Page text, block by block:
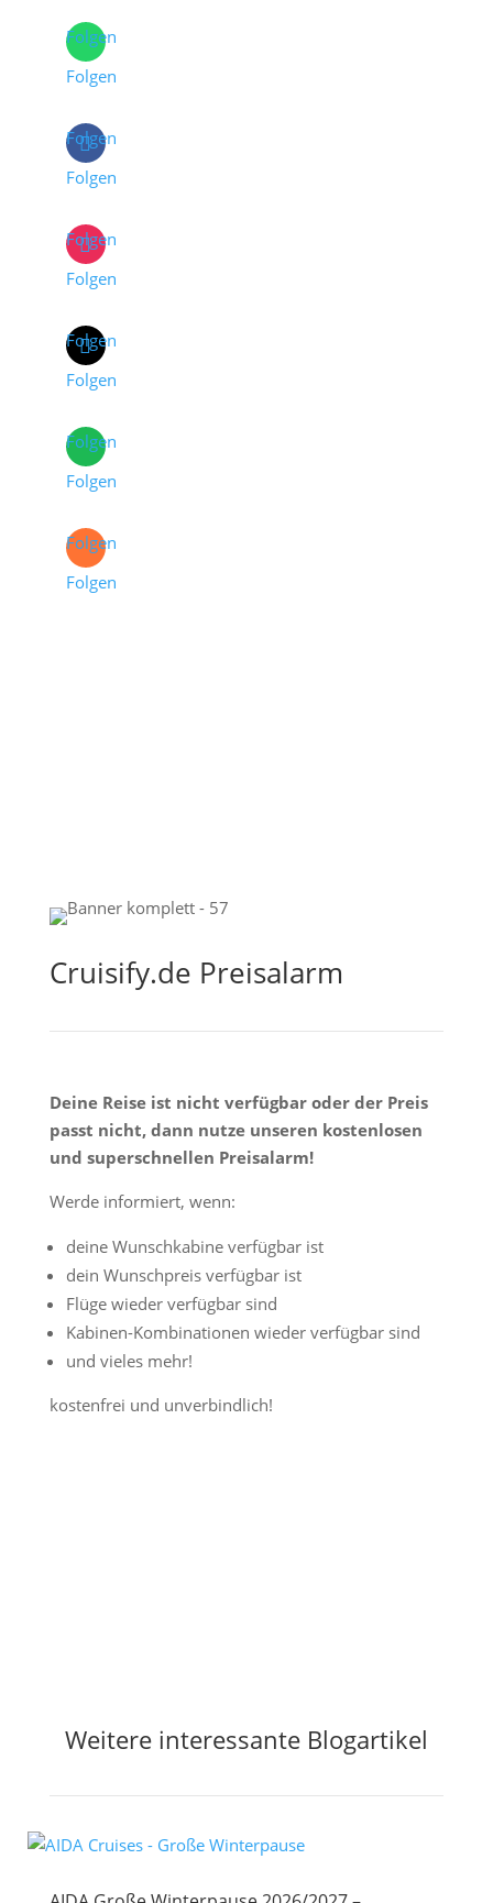
Folgen
Folgen
Folgen
Folgen
Folgen
Folgen
Folgen
Folgen
Folgen
Folgen
Folgen
Folgen
Cruisify.de Preisalarm
Deine Reise ist nicht verfügbar oder der Preis
passt nicht, dann nutze unseren kostenlosen
und superschnellen Preisalarm!
Werde informiert, wenn:
deine Wunschkabine verfügbar ist
dein Wunschpreis verfügbar ist
Flüge wieder verfügbar sind
Kabinen-Kombinationen wieder verfügbar sind
und vieles mehr!
kostenfrei und unverbindlich!
Weitere interessante Blogartikel